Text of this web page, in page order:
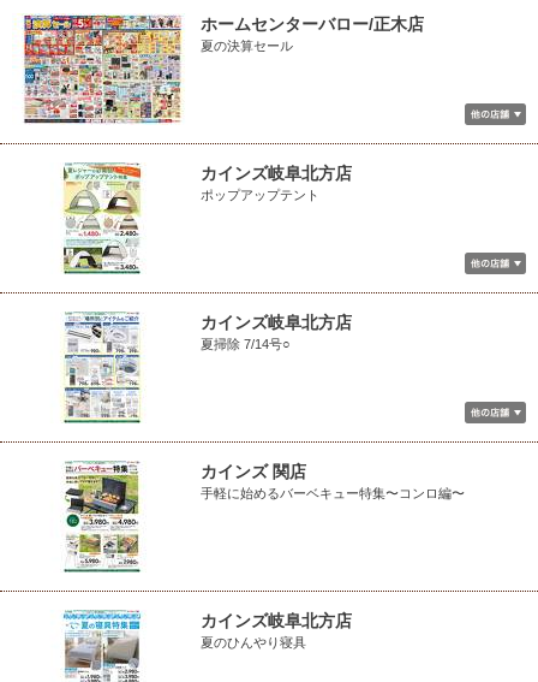
ホームセンターバロー/正木店
夏の決算セール
カインズ岐阜北方店
ポップアップテント
カインズ岐阜北方店
夏掃除 7/14号○
カインズ 関店
手軽に始めるバーベキュー特集〜コンロ編〜
カインズ岐阜北方店
夏のひんやり寝具